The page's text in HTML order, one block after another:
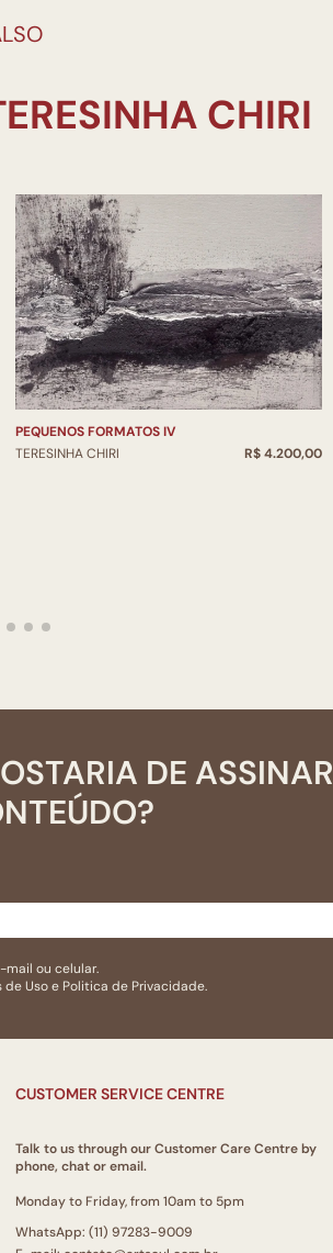
PEQUENOS FORMATOS IV
TERESINHA CHIRI
R$ 4.200,00
DE ASSINAR
ou celular.
de Usoe Politica de Privacidade.
CUSTOMER SERVICE CENTRE
Talk to us through our Customer Care Centre by
phone, chat or email.
Monday to Friday, from 10am to 5pm
WhatsApp: (11) 97283-9009